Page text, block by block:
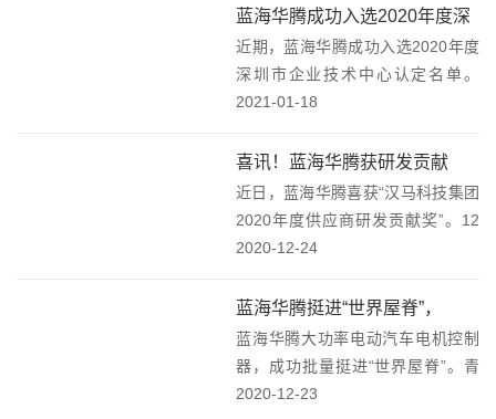
（2020年-2023年）蓝海华腾于近
期收到深圳市科技创新委员会、深
圳市财...
蓝海华腾成功入选2020年度深
圳市企业技术中心认定名单
近期，蓝海华腾成功入选2020年度
深圳市企业技术中心认定名单。
2020年12月7日，深圳市工业和信
技术中心认定名单，包含蓝海华腾
在内的共27家优秀企业获得此项殊
荣。蓝...
2021-01-18
喜讯！蓝海华腾获研发贡献
奖！
近日，蓝海华腾喜获“汉马科技集团
2020年度供应商研发贡献奖”。12
月23日，吉利商用车集团2021商务
受邀参加。会上，蓝海华腾荣获“汉
马科技集团2020年度供应商研发
贡...
2020-12-24
蓝海华腾挺进“世界屋脊”，
5000米高原见证硬核品质！
蓝海华腾大功率电动汽车电机控制
器，成功批量挺进“世界屋脊”。青
海、西藏高原矿山同步见证了蓝海
2020-12-23